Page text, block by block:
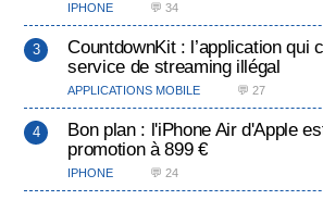
IPHONE 💬 34
CountdownKit : l’application qui
service de streaming illégal
APPLICATIONS MOBILE 💬 27
Bon plan : l'iPhone Air d'Apple
promotion à 899 €
IPHONE 💬 24